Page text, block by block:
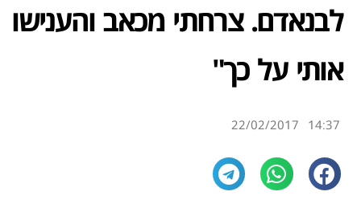
לבנאדם. צרחתי מכאב והענישו
אותי על כך"
14:37
22/02/2017